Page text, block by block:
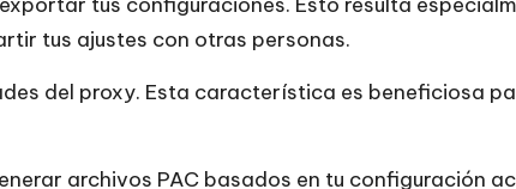
tus ajustes con otras personas.
del proxy. Esta característica es beneficiosa
archivos PAC basados en tu configuración